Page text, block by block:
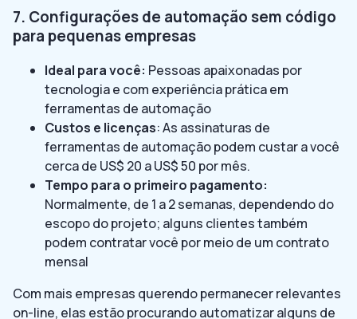
7. Configurações de automação sem código
para pequenas empresas
Ideal para você: Pessoas apaixonadas por
tecnologia e com experiência prática em
ferramentas de automação
Custos e licenças: As assinaturas de
ferramentas de automação podem custar a você
cerca de US$ 20 a US$ 50 por mês.
Tempo para o primeiro pagamento:
Normalmente, de 1 a 2 semanas, dependendo do
escopo do projeto; alguns clientes também
podem contratar você por meio de um contrato
mensal
Com mais empresas querendo permanecer relevantes
on-line, elas estão procurando automatizar alguns de